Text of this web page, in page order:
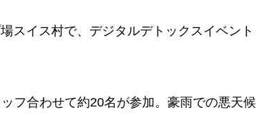
スイス村で、デジタルデトックスイベント
フ合わせて約20名が参加。豪雨での悪天候